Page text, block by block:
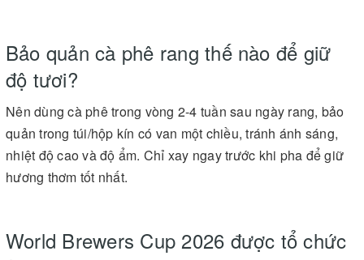
Bảo quản cà phê rang thế nào để giữ
độ tươi?
Nên dùng cà phê trong vòng 2-4 tuần sau ngày rang, bảo
quản trong túi/hộp kín có van một chiều, tránh ánh sáng,
nhiệt độ cao và độ ẩm. Chỉ xay ngay trước khi pha để giữ
hương thơm tốt nhất.
World Brewers Cup 2026 được tổ chức